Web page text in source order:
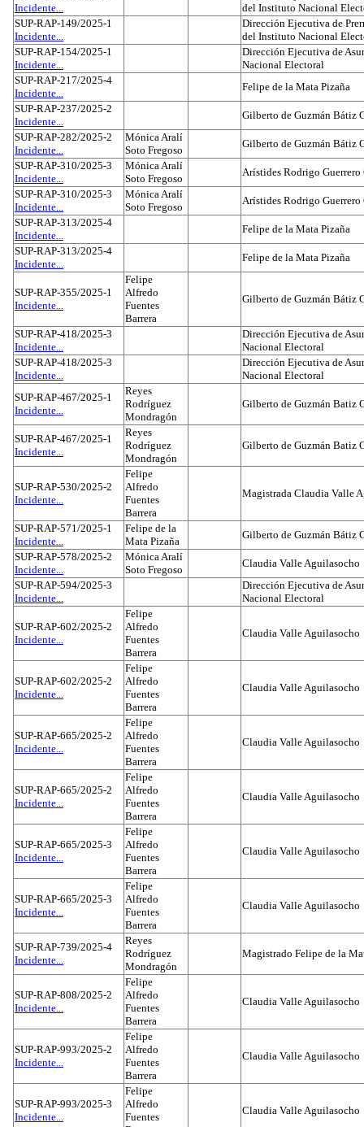
Incidente...
del Instituto Nacional
SUP-RAP-149/2025-1
Incidente...
Dirección Ejecutiva de
del Instituto Nacional
SUP-RAP-154/2025-1
Incidente...
Dirección Ejecutiva de
Nacional Electoral
SUP-RAP-217/2025-4
Incidente...
Felipe de la Mata Pizaña
SUP-RAP-237/2025-2
Incidente...
Gilberto de Guzmán Bátiz
SUP-RAP-282/2025-2
Incidente...
Mónica Aralí
Soto Fregoso
Gilberto de Guzmán Bátiz
SUP-RAP-310/2025-3
Incidente...
Mónica Aralí
Soto Fregoso
Arístides Rodrigo Guerrero
SUP-RAP-310/2025-3
Incidente...
Mónica Aralí
Soto Fregoso
Arístides Rodrigo Guerrero
SUP-RAP-313/2025-4
Incidente...
Felipe de la Mata Pizaña
SUP-RAP-313/2025-4
Incidente...
Felipe de la Mata Pizaña
SUP-RAP-355/2025-1
Incidente...
Felipe
Alfredo
Fuentes
Barrera
Gilberto de Guzmán Bátiz
SUP-RAP-418/2025-3
Incidente...
Dirección Ejecutiva de
Nacional Electoral
SUP-RAP-418/2025-3
Incidente...
Dirección Ejecutiva de
Nacional Electoral
SUP-RAP-467/2025-1
Incidente...
Reyes
Rodríguez
Mondragón
Gilberto de Guzmán Batiz
SUP-RAP-467/2025-1
Incidente...
Reyes
Rodríguez
Mondragón
Gilberto de Guzmán Batiz
SUP-RAP-530/2025-2
Incidente...
Felipe
Alfredo
Fuentes
Barrera
Magistrada Claudia Valle
SUP-RAP-571/2025-1
Incidente...
Felipe de la
Mata Pizaña
Gilberto de Guzmán Bátiz
SUP-RAP-578/2025-2
Incidente...
Mónica Aralí
Soto Fregoso
Claudia Valle Aguilasocho
SUP-RAP-594/2025-3
Incidente...
Dirección Ejecutiva de
Nacional Electoral
SUP-RAP-602/2025-2
Incidente...
Felipe
Alfredo
Fuentes
Barrera
Claudia Valle Aguilasocho
SUP-RAP-602/2025-2
Incidente...
Felipe
Alfredo
Fuentes
Barrera
Claudia Valle Aguilasocho
SUP-RAP-665/2025-2
Incidente...
Felipe
Alfredo
Fuentes
Barrera
Claudia Valle Aguilasocho
SUP-RAP-665/2025-2
Incidente...
Felipe
Alfredo
Fuentes
Barrera
Claudia Valle Aguilasocho
SUP-RAP-665/2025-3
Incidente...
Felipe
Alfredo
Fuentes
Barrera
Claudia Valle Aguilasocho
SUP-RAP-665/2025-3
Incidente...
Felipe
Alfredo
Fuentes
Barrera
Claudia Valle Aguilasocho
SUP-RAP-739/2025-4
Incidente...
Reyes
Rodríguez
Mondragón
Magistrado Felipe de la
SUP-RAP-808/2025-2
Incidente...
Felipe
Alfredo
Fuentes
Barrera
Claudia Valle Aguilasocho
SUP-RAP-993/2025-2
Incidente...
Felipe
Alfredo
Fuentes
Barrera
Claudia Valle Aguilasocho
SUP-RAP-993/2025-3
Incidente...
Felipe
Alfredo
Fuentes
Claudia Valle Aguilasocho